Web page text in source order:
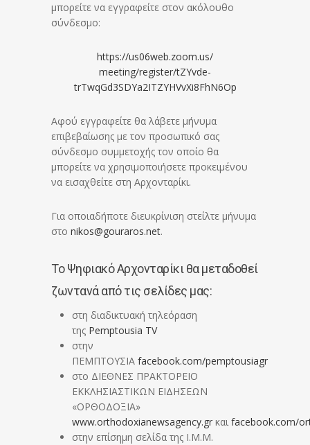
μπορείτε να εγγραφείτε στον ακόλουθο
σύνδεσμο:
https://us06web.zoom.us/
meeting/register/tZYvde-
trTwqGd3SDYa2ITZYHVvXi8FhN6Op
Αφού εγγραφείτε θα λάβετε μήνυμα
επιβεβαίωσης με τον προσωπικό σας
σύνδεσμο συμμετοχής τον οποίο θα
μπορείτε να χρησιμοποιήσετε προκειμένου
να εισαχθείτε στη Αρχονταρίκι.
Για οποιαδήποτε διευκρίνιση στείλτε μήνυμα
στο nikos@gouraros.net.
Το Ψηφιακό Αρχονταρίκι θα μεταδοθεί
ζωντανά από τις σελίδες μας:
στη διαδικτυακή τηλεόραση
της Pemptousia TV
στην
ΠΕΜΠΤΟΥΣΙΑ facebook.com/pemptousiagr
στο ΔΙΕΘΝΕΣ ΠΡΑΚΤΟΡΕΙΟ
ΕΚΚΛΗΣΙΑΣΤΙΚΩΝ ΕΙΔΗΣΕΩΝ
«ΟΡΘΟΔΟΞΙΑ»
www.orthodoxianewsagency.gr καιfacebook.com/
στην επίσημη σελίδα της Ι.Μ.Μ.